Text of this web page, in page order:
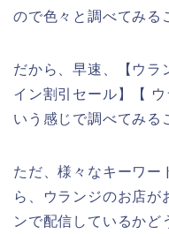
ので色々と調べてみる
だから、早速、【ウラ
イン割引セール】【
いう感じで調べてみる
ただ、様々なキーワー
ら、ウランジのお店が
ンで配信しているかど